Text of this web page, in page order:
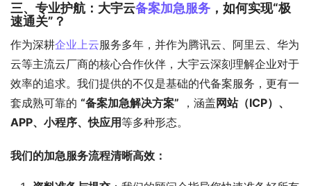
三、专业护航：大宇云备案加急服务 ，如何实现“极
速通关”？
作为深耕企业上云服务多年，并作为腾讯云、阿里云、华为
云等主流云厂商的核心合作伙伴，大宇云深刻理解企业对于
效率的追求。我们提供的不仅是基础的代备案服务，更有一
套成熟可靠的 “备案加急解决方案” ​ ，涵盖 网站（ICP）、
APP、小程序、快应用等多种形态。
我们的加急服务流程清晰高效：